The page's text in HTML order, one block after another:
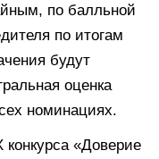
по балльной
по итогам
будут
оценка
номинациях.
конкурса «Доверие